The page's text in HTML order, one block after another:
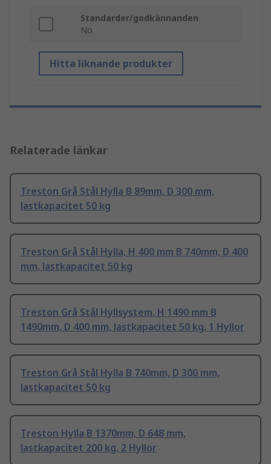
Standarder/godkännanden
No
Hitta liknande produkter
Relaterade länkar
Treston Grå Stål Hylla B 89mm, D 300 mm,
lastkapacitet 50 kg
Treston Grå Stål Hylla, H 400 mm B 740mm, D 400
mm, lastkapacitet 50 kg
Treston Grå Stål Hyllsystem, H 1490 mm B
1490mm, D 400 mm, lastkapacitet 50 kg, 1 Hyllor
Treston Grå Stål Hylla B 740mm, D 300 mm,
lastkapacitet 50 kg
Treston Hylla B 1370mm, D 648 mm,
lastkapacitet 200 kg, 2 Hyllor